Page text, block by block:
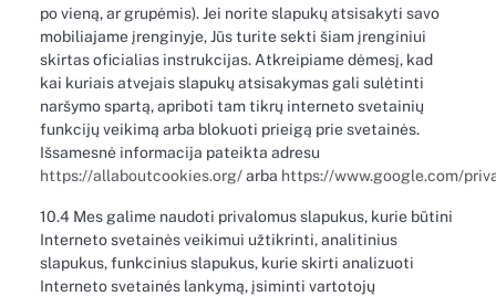
po vieną, ar grupėmis). Jei norite slapukų atsisakyti savo
mobiliajame įrenginyje, Jūs turite sekti šiam įrenginiui
skirtas oficialias instrukcijas. Atkreipiame dėmesį, kad
kai kuriais atvejais slapukų atsisakymas gali sulėtinti
naršymo spartą, apriboti tam tikrų interneto svetainių
funkcijų veikimą arba blokuoti prieigą prie svetainės.
Išsamesnė informacija pateikta adresu
https://allaboutcookies.org/arba https://www.google.com/
10.4 Mes galime naudoti privalomus slapukus, kurie būtini
Interneto svetainės veikimui užtikrinti, analitinius
slapukus, funkcinius slapukus, kurie skirti analizuoti
Interneto svetainės lankymą, įsiminti vartotojų